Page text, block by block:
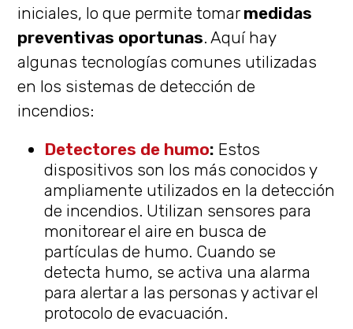
iniciales, lo que permite tomar medidas
preventivas oportunas. Aquí hay
algunas tecnologías comunes utilizadas
en los sistemas de detección de
incendios:
Detectores de humo: Estos
dispositivos son los más conocidos y
ampliamente utilizados en la detección
de incendios. Utilizan sensores para
monitorear el aire en busca de
partículas de humo. Cuando se
detecta humo, se activa una alarma
para alertar a las personas y activar el
protocolo de evacuación.